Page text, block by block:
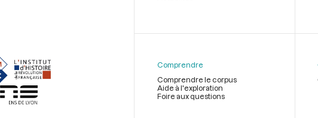
page
Comprendre
Comprendre le corpus
Aide à l'exploration
Foire aux questions